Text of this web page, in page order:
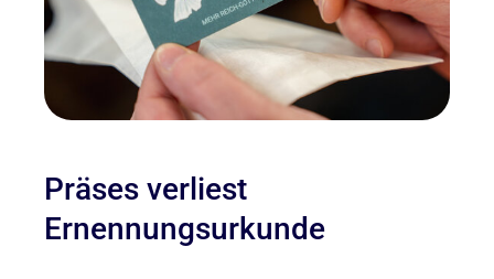
Präses verliest
Ernennungsurkunde